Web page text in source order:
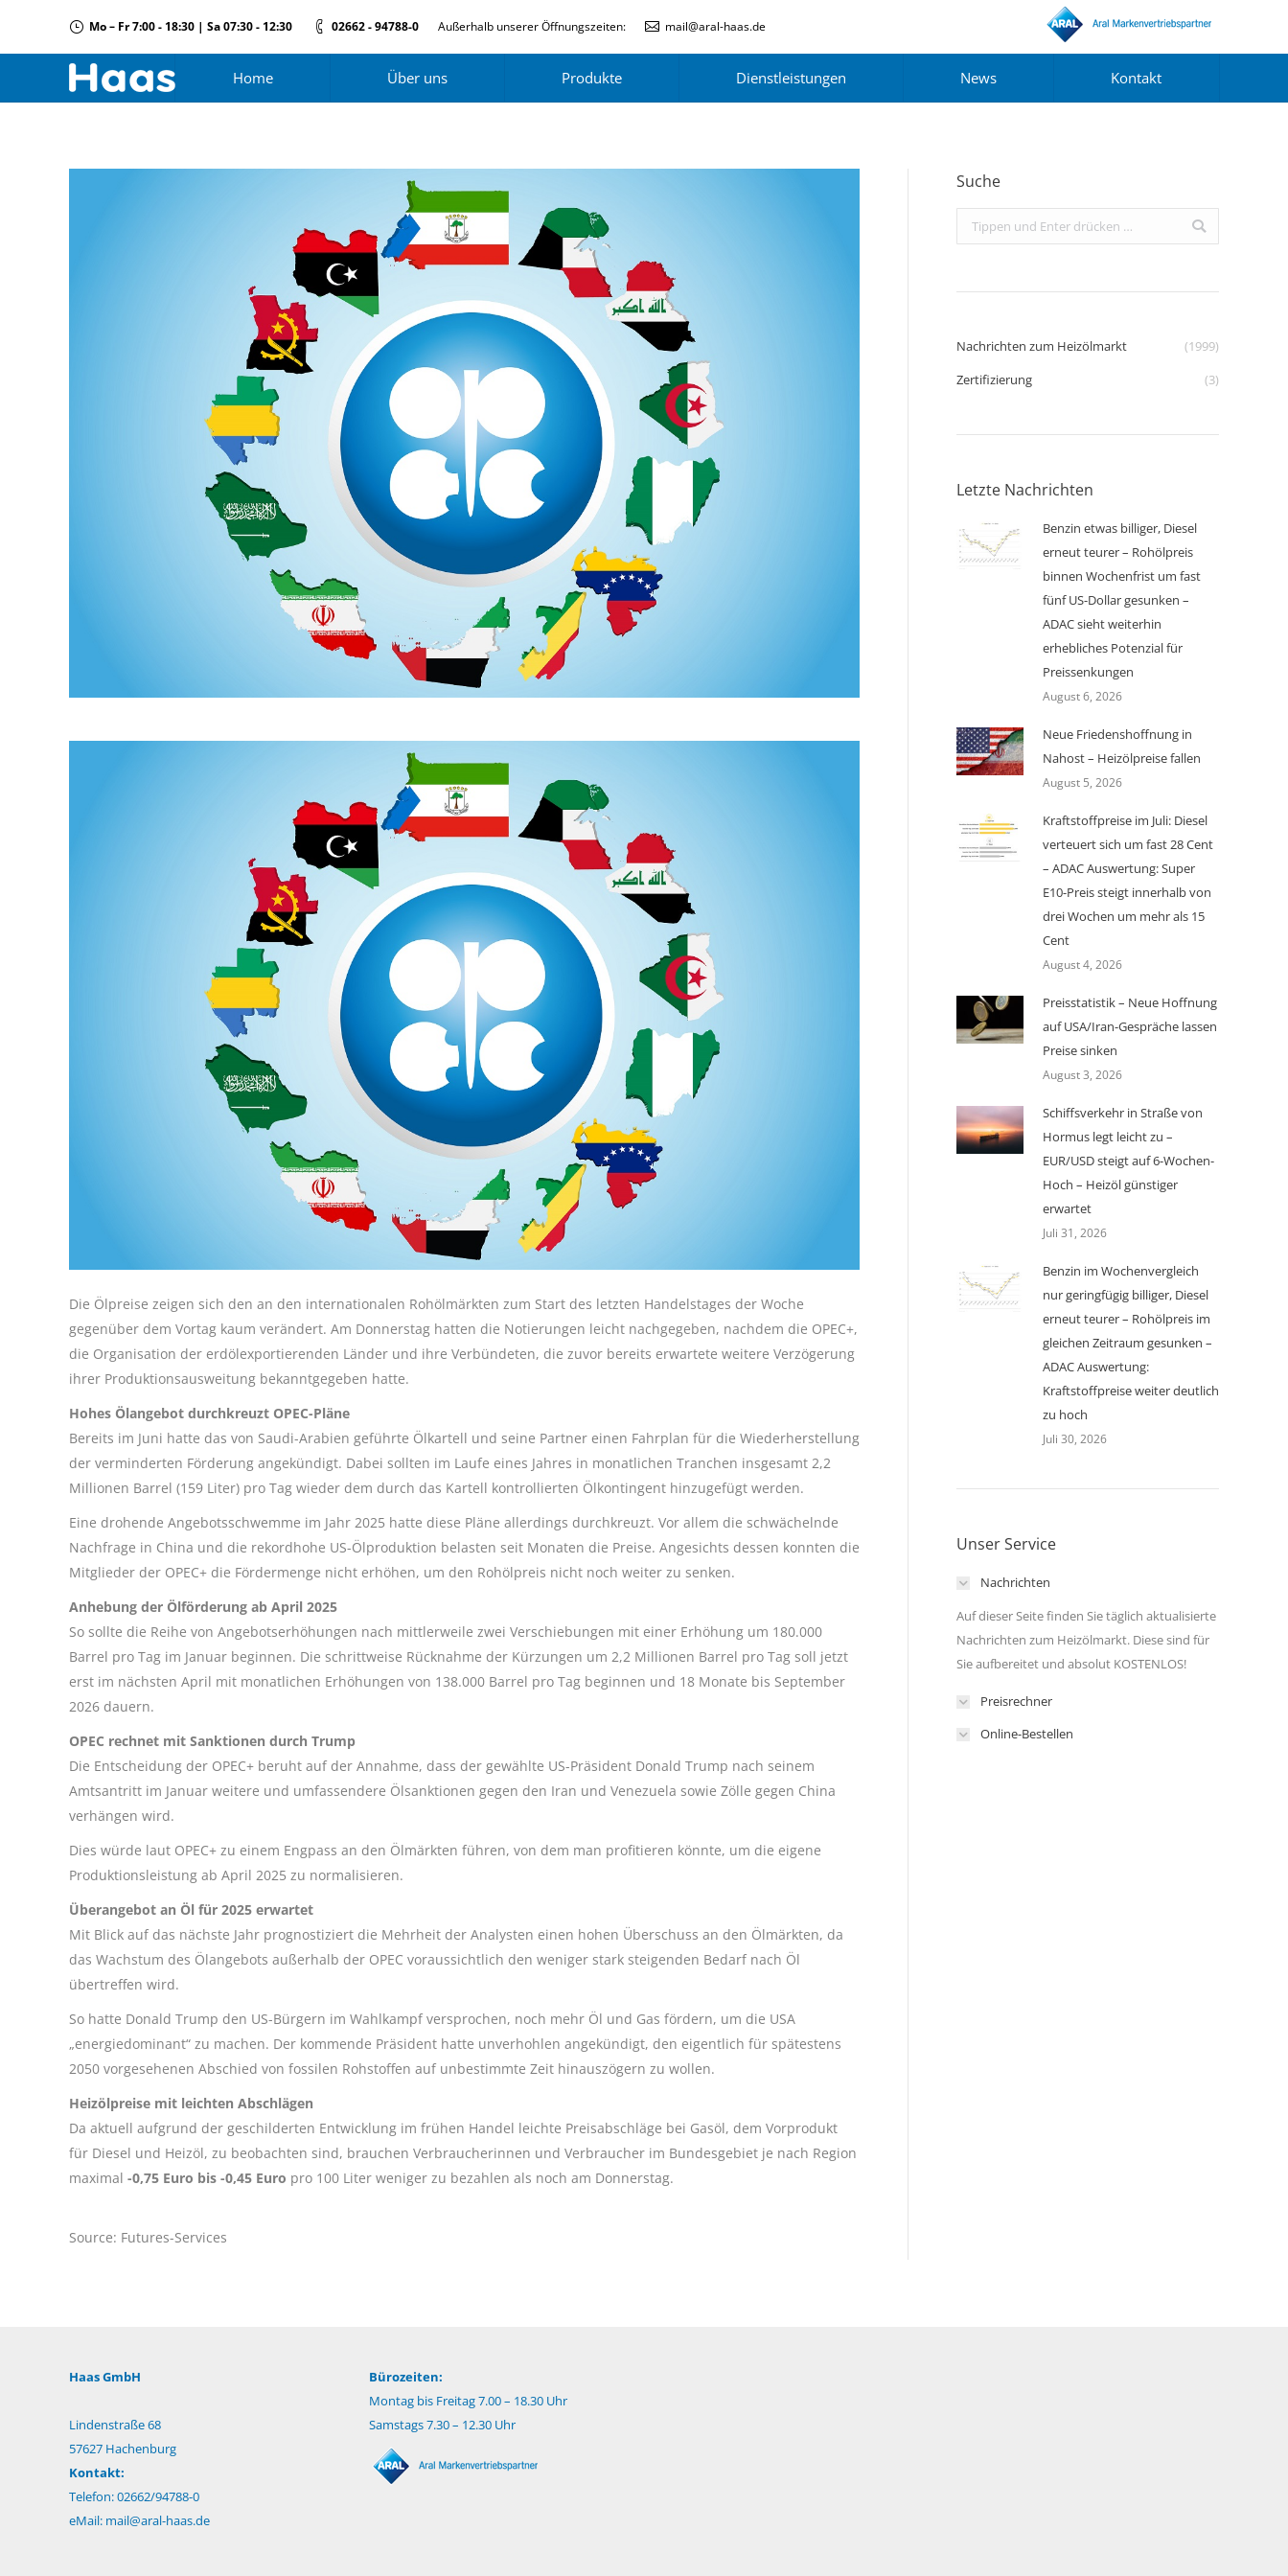
Mo – Fr 7:00 - 18:30 | Sa 07:30 - 12:30 02662 - 94788-0 Außerhalb unserer Öffnungszeiten: mail@aral-haas.de
Home Über uns Produkte Dienstleistungen News Kontakt
Die Ölpreise zeigen sich den an den internationalen Rohölmärkten zum Start des letzten Handelstages der Woche
gegenüber dem Vortag kaum verändert. Am Donnerstag hatten die Notierungen leicht nachgegeben, nachdem die OPEC+,
die Organisation der erdölexportierenden Länder und ihre Verbündeten, die zuvor bereits erwartete weitere Verzögerung
ihrer Produktionsausweitung bekanntgegeben hatte.
Hohes Ölangebot durchkreuzt OPEC-Pläne
Bereits im Juni hatte das von Saudi-Arabien geführte Ölkartell und seine Partner einen Fahrplan für die Wiederherstellung
der verminderten Förderung angekündigt. Dabei sollten im Laufe eines Jahres in monatlichen Tranchen insgesamt 2,2
Millionen Barrel (159 Liter) pro Tag wieder dem durch das Kartell kontrollierten Ölkontingent hinzugefügt werden.
Eine drohende Angebotsschwemme im Jahr 2025 hatte diese Pläne allerdings durchkreuzt. Vor allem die schwächelnde
Nachfrage in China und die rekordhohe US-Ölproduktion belasten seit Monaten die Preise. Angesichts dessen konnten die
Mitglieder der OPEC+ die Fördermenge nicht erhöhen, um den Rohölpreis nicht noch weiter zu senken.
Anhebung der Ölförderung ab April 2025
So sollte die Reihe von Angebotserhöhungen nach mittlerweile zwei Verschiebungen mit einer Erhöhung um 180.000
Barrel pro Tag im Januar beginnen. Die schrittweise Rücknahme der Kürzungen um 2,2 Millionen Barrel pro Tag soll jetzt
erst im nächsten April mit monatlichen Erhöhungen von 138.000 Barrel pro Tag beginnen und 18 Monate bis September
2026 dauern.
OPEC rechnet mit Sanktionen durch Trump
Die Entscheidung der OPEC+ beruht auf der Annahme, dass der gewählte US-Präsident Donald Trump nach seinem
Amtsantritt im Januar weitere und umfassendere Ölsanktionen gegen den Iran und Venezuela sowie Zölle gegen China
verhängen wird.
Dies würde laut OPEC+ zu einem Engpass an den Ölmärkten führen, von dem man profitieren könnte, um die eigene
Produktionsleistung ab April 2025 zu normalisieren.
Überangebot an Öl für 2025 erwartet
Mit Blick auf das nächste Jahr prognostiziert die Mehrheit der Analysten einen hohen Überschuss an den Ölmärkten, da
das Wachstum des Ölangebots außerhalb der OPEC voraussichtlich den weniger stark steigenden Bedarf nach Öl
übertreffen wird.
So hatte Donald Trump den US-Bürgern im Wahlkampf versprochen, noch mehr Öl und Gas fördern, um die USA
„energiedominant“ zu machen. Der kommende Präsident hatte unverhohlen angekündigt, den eigentlich für spätestens
2050 vorgesehenen Abschied von fossilen Rohstoffen auf unbestimmte Zeit hinauszögern zu wollen.
Heizölpreise mit leichten Abschlägen
Da aktuell aufgrund der geschilderten Entwicklung im frühen Handel leichte Preisabschläge bei Gasöl, dem Vorprodukt
für Diesel und Heizöl, zu beobachten sind, brauchen Verbraucherinnen und Verbraucher im Bundesgebiet je nach Region
maximal -0,75 Euro bis -0,45 Euro pro 100 Liter weniger zu bezahlen als noch am Donnerstag.
Source: Futures-Services
Suche
Search:
Nachrichten zum Heizölmarkt
(1999)
Zertifizierung
(3)
Letzte Nachrichten
Benzin etwas billiger, Diesel
erneut teurer – Rohölpreis
binnen Wochenfrist um fast
fünf US-Dollar gesunken –
ADAC sieht weiterhin
erhebliches Potenzial für
Preissenkungen
August 6, 2026
Neue Friedenshoffnung in
Nahost – Heizölpreise fallen
August 5, 2026
Kraftstoffpreise im Juli: Diesel
verteuert sich um fast 28 Cent
– ADAC Auswertung: Super
E10-Preis steigt innerhalb von
drei Wochen um mehr als 15
Cent
August 4, 2026
Preisstatistik – Neue Hoffnung
auf USA/Iran-Gespräche lassen
Preise sinken
August 3, 2026
Schiffsverkehr in Straße von
Hormus legt leicht zu –
EUR/USD steigt auf 6-Wochen-
Hoch – Heizöl günstiger
erwartet
Juli 31, 2026
Benzin im Wochenvergleich
nur geringfügig billiger, Diesel
erneut teurer – Rohölpreis im
gleichen Zeitraum gesunken –
ADAC Auswertung:
Kraftstoffpreise weiter deutlich
zu hoch
Juli 30, 2026
Unser Service
Nachrichten
Auf dieser Seite finden Sie täglich aktualisierte
Nachrichten zum Heizölmarkt. Diese sind für
Sie aufbereitet und absolut KOSTENLOS!
Preisrechner
Online-Bestellen
Haas GmbH
Lindenstraße 68
57627 Hachenburg
Kontakt:
Telefon: 02662/94788-0
eMail: mail@aral-haas.de
Bürozeiten:
Montag bis Freitag 7.00 – 18.30 Uhr
Samstags 7.30 – 12.30 Uhr